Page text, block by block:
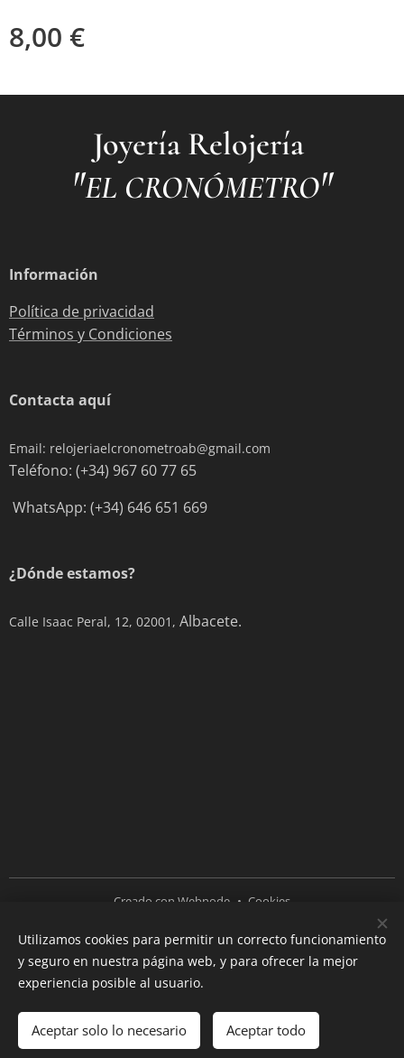
8,00 €
Añadir a la cesta
Joyería Relojería
"EL CRONÓMETRO"
Información
Política de privacidad
Términos y Condiciones
Contacta aquí
Email: relojeriaelcronometroab@gmail.com
Teléfono: (+34) 967 60 77 65
WhatsApp: (+34) 646 651 669
¿Dónde estamos?
Calle Isaac Peral, 12, 02001, Albacete.
Creado con Webnode Cookies
Idiomas
Español
English
Utilizamos cookies para permitir un correcto funcionamiento
y seguro en nuestra página web, y para ofrecer la mejor
experiencia posible al usuario.
Aceptar solo lo necesario Aceptar todo